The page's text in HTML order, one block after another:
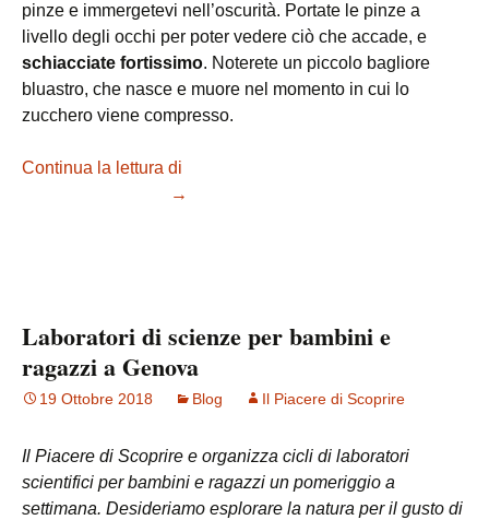
pinze e immergetevi nell’oscurità. Portate le pinze a
livello degli occhi per poter vedere ciò che accade, e
schiacciate fortissimo. Noterete un piccolo bagliore
bluastro, che nasce e muore nel momento in cui lo
zucchero viene compresso.
Continua la lettura di
→
Laboratori di scienze per bambini e
ragazzi a Genova
19 Ottobre 2018 Blog Il Piacere di Scoprire
Il Piacere di Scoprire e organizza cicli di laboratori
scientifici per bambini e ragazzi un pomeriggio a
settimana. Desideriamo esplorare la natura per il gusto di